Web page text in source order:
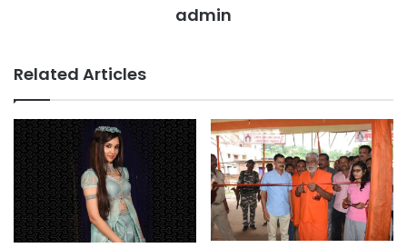
admin
Related Articles